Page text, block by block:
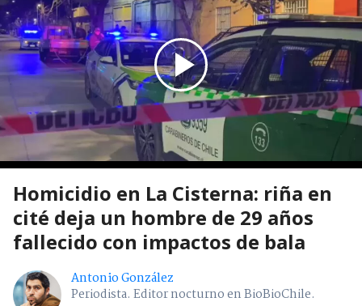
Homicidio en La Cisterna: riña en
cité deja un hombre de 29 años
fallecido con impactos de bala
Antonio González
Periodista. Editor nocturno en BioBioChile.